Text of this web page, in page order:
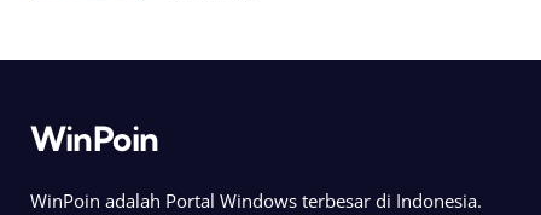
WinPoin
WinPoin adalah Portal Windows terbesar di Indonesia.